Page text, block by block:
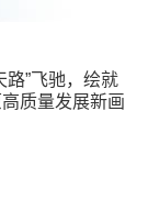
路”飞驰，绘就
质量发展新画